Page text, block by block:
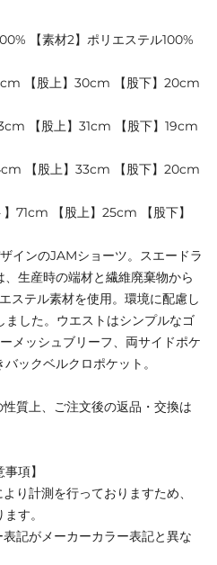
【素材2】ポリエステル100%
【股上】30cm 【股下】20cm
【股上】31cm 【股下】19cm
【股上】33cm 【股下】20cm
71cm 【股上】25cm 【股下】
インのJAMショーツ。スエードラ
生産時の端材と繊維廃棄物から
ステル素材を使用。環境に配慮し
した。ウエストはシンプルなゴ
メッシュブリーフ、両サイドポケ
ックベルクロポケット。
質上、ご注文後の返品・交換は
項】
り計測を行っておりますため、
す。
記がメーカーカラー表記と異な